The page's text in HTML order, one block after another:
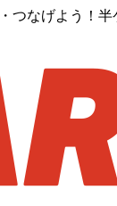
つなげよう！